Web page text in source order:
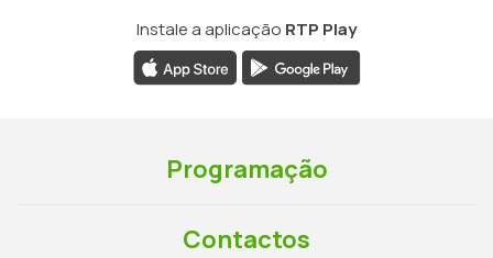
Instale a aplicação RTP Play
Programação
Contactos